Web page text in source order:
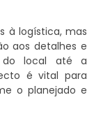
à logística, mas
aos detalhes e
do local até a
é vital para
o planejado e